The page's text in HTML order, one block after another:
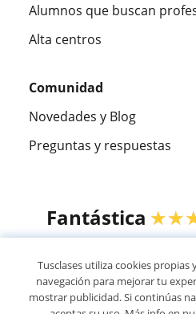
Alumnos que buscan
Alta centros
Comunidad
Novedades y Blog
Preguntas y respuestas
Fantástica
© 2007 - 2026
Tusclases utiliza cookies propias
navegación para mejorar tu
mostrar publicidad. Si continúas